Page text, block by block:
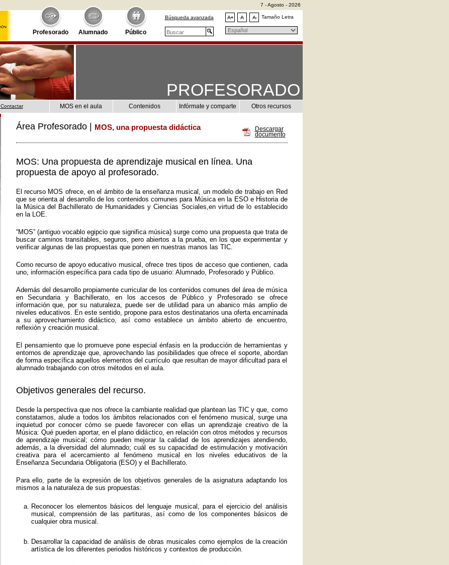
Profesorado Alumnado Público
7 - Agosto - 2026
Búsqueda avanzada Tamaño Letra
PROFESORADO
Contactar MOS en el aula Contenidos Infórmate y comparte Otros recursos
Descargar
documento
Área Profesorado | MOS, una propuesta didáctica
MOS: Una propuesta de aprendizaje musical en línea. Una
propuesta de apoyo al profesorado.
El recurso MOS ofrece, en el ámbito de la enseñanza musical, un modelo de trabajo en Red
que se orienta al desarrollo de los contenidos comunes para Música en la ESO e Historia de
la Música del Bachillerato de Humanidades y Ciencias Sociales,en virtud de lo establecido
en la LOE.
“MOS” (antiguo vocablo egipcio que significa música) surge como una propuesta que trata de
buscar caminos transitables, seguros, pero abiertos a la prueba, en los que experimentar y
verificar algunas de las propuestas que ponen en nuestras manos las TIC.
Como recurso de apoyo educativo musical, ofrece tres tipos de acceso que contienen, cada
uno, información específica para cada tipo de usuario: Alumnado, Profesorado y Público.
Además del desarrollo propiamente curricular de los contenidos comunes del área de música
en Secundaria y Bachillerato, en los accesos de Público y Profesorado se ofrece
información que, por su naturaleza, puede ser de utilidad para un abanico más amplio de
niveles educativos. En este sentido, propone para estos destinatarios una oferta encaminada
a su aprovechamiento didáctico, así como establece un ámbito abierto de encuentro,
reflexión y creación musical.
El pensamiento que lo promueve pone especial énfasis en la producción de herramientas y
entornos de aprendizaje que, aprovechando las posibilidades que ofrece el soporte, abordan
de forma específica aquellos elementos del currículo que resultan de mayor dificultad para el
alumnado trabajando con otros métodos en el aula.
Objetivos generales del recurso.
Desde la perspectiva que nos ofrece la cambiante realidad que plantean las TIC y que, como
constatamos, alude a todos los ámbitos relacionados con el fenómeno musical, surge una
inquietud por conocer cómo se puede favorecer con ellas un aprendizaje creativo de la
Música: Qué pueden aportar, en el plano didáctico, en relación con otros métodos y recursos
de aprendizaje musical; cómo pueden mejorar la calidad de los aprendizajes atendiendo,
además, a la diversidad del alumnado; cuál es su capacidad de estimulación y motivación
creativa para el acercamiento al fenómeno musical en los niveles educativos de la
Enseñanza Secundaria Obligatoria (ESO) y el Bachillerato.
Para ello, parte de la expresión de los objetivos generales de la asignatura adaptando los
mismos a la naturaleza de sus propuestas:
Reconocer los elementos básicos del lenguaje musical, para el ejercicio del análisis
musical, comprensión de las partituras, así como de los componentes básicos de
cualquier obra musical.
Desarrollar la capacidad de análisis de obras musicales como ejemplos de la creación
artística de los diferentes periodos históricos y contextos de producción.